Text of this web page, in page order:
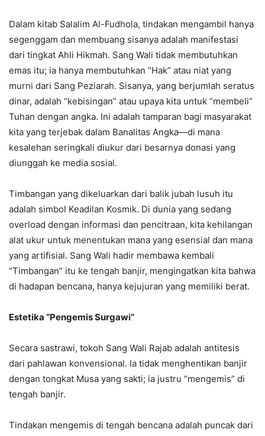
Dalam kitab Salalim Al-Fudhola, tindakan mengambil hanya
segenggam dan membuang sisanya adalah manifestasi
dari tingkat Ahli Hikmah. Sang Wali tidak membutuhkan
emas itu; ia hanya membutuhkan “Hak” atau niat yang
murni dari Sang Peziarah. Sisanya, yang berjumlah seratus
dinar, adalah “kebisingan” atau upaya kita untuk “membeli”
Tuhan dengan angka. Ini adalah tamparan bagi masyarakat
kita yang terjebak dalam Banalitas Angka—di mana
kesalehan seringkali diukur dari besarnya donasi yang
diunggah ke media sosial.
Timbangan yang dikeluarkan dari balik jubah lusuh itu
adalah simbol Keadilan Kosmik. Di dunia yang sedang
overload dengan informasi dan pencitraan, kita kehilangan
alat ukur untuk menentukan mana yang esensial dan mana
yang artifisial. Sang Wali hadir membawa kembali
“Timbangan” itu ke tengah banjir, mengingatkan kita bahwa
di hadapan bencana, hanya kejujuran yang memiliki berat.
Estetika “Pengemis Surgawi”
Secara sastrawi, tokoh Sang Wali Rajab adalah antitesis
dari pahlawan konvensional. Ia tidak menghentikan banjir
dengan tongkat Musa yang sakti; ia justru “mengemis” di
tengah banjir.
Tindakan mengemis di tengah bencana adalah puncak dari